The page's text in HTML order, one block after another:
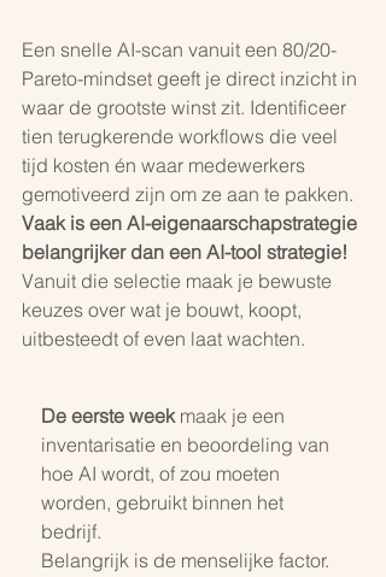
Een snelle AI-scan vanuit een 80/20-
Pareto-mindset geeft je direct inzicht in
waar de grootste winst zit. Identificeer
tien terugkerende workflows die veel
tijd kosten én waar medewerkers
gemotiveerd zijn om ze aan te pakken.
Vaak is een AI-eigenaarschapstrategie
belangrijker dan een AI-tool strategie!
Vanuit die selectie maak je bewuste
keuzes over wat je bouwt, koopt,
uitbesteedt of even laat wachten.
De eerste week maak je een
inventarisatie en beoordeling van
hoe AI wordt, of zou moeten
worden, gebruikt binnen het
bedrijf.
Belangrijk is de menselijke factor.